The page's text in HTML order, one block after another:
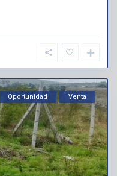
Oportunidad Venta